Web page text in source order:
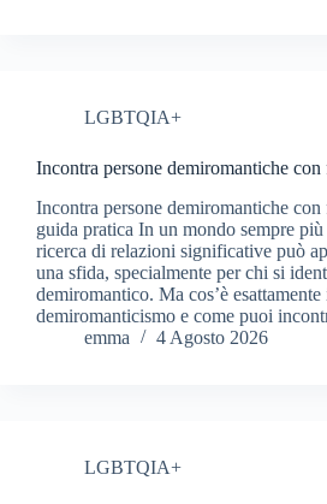
LGBTQIA+
Incontra persone demiromantiche con
Incontra persone demiromantiche con
guida pratica In un mondo sempre più
ricerca di relazioni significative può
una sfida, specialmente per chi si
demiromantico. Ma cos’è esattamente
demiromanticismo e come puoi
emma
4 Agosto 2026
LGBTQIA+